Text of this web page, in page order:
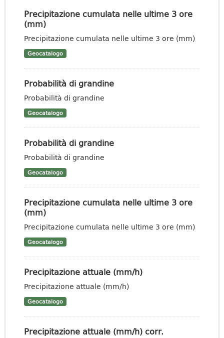
Precipitazione cumulata nelle ultime 3 ore
(mm)
Precipitazione cumulata nelle ultime 3 ore (mm)
Geocatalogo
Probabilità di grandine
Probabilità di grandine
Geocatalogo
Probabilità di grandine
Probabilità di grandine
Geocatalogo
Precipitazione cumulata nelle ultime 3 ore
(mm)
Precipitazione cumulata nelle ultime 3 ore (mm)
Geocatalogo
Precipitazione attuale (mm/h)
Precipitazione attuale (mm/h)
Geocatalogo
Precipitazione attuale (mm/h) corr.